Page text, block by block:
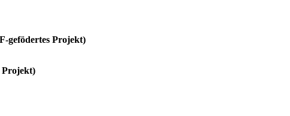
gefödertes Projekt)
Projekt)